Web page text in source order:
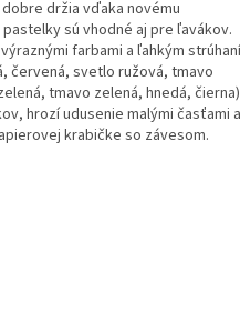
dobre držia vďaka novému
sú vhodné aj pre ľavákov.
farbami a ľahkým
červená, svetlo ružová, tmavo
tmavo zelená, hnedá,
hrozí udusenie malými časťami a
krabičke so závesom.